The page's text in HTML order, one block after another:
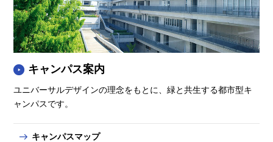
キャンパス案内
ユニバーサルデザインの理念をもとに、緑と共生する都市型キ
ャンパスです。
キャンパスマップ